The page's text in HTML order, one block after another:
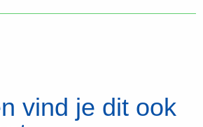
vind je dit ook